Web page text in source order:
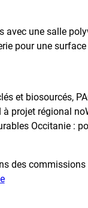
une salle
pour une
et biosourcés,
projet régional
Occitanie :
des commissions